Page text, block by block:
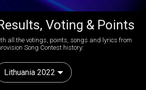
Voting & Points
all the votings, points, songs and lyrics from
Song Contest history:
Lithuania 2022